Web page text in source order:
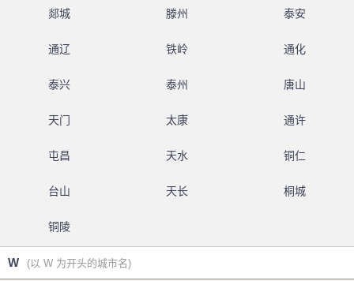
郯城 滕州 泰安
通辽 铁岭 通化
泰兴 泰州 唐山
天门 太康 通许
屯昌 天水 铜仁
台山 天长 桐城
铜陵
W (以 W 为开头的城市名)